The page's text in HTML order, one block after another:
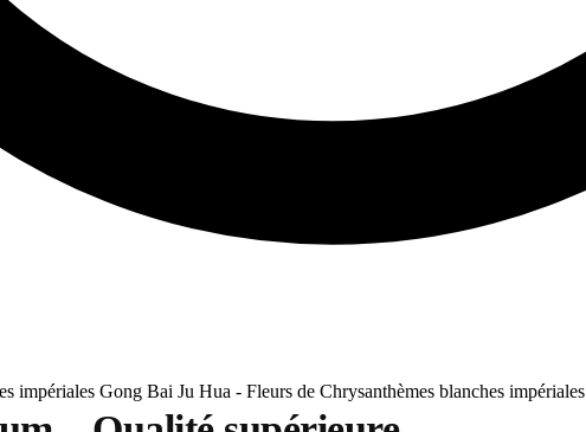
Gong Bai Ju Hua - Fleurs de Chrysanthèmes blanches impériales